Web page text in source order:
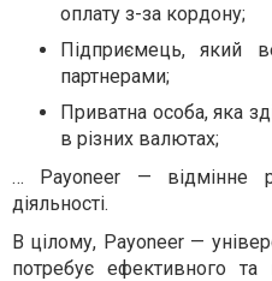
оплату з-за кордону;
Підприємець, який
партнерами;
Приватна особа, яка
в різних валютах;
… Payoneer — відмінне
діяльності.
В цілому, Payoneer —
потребує ефективного та